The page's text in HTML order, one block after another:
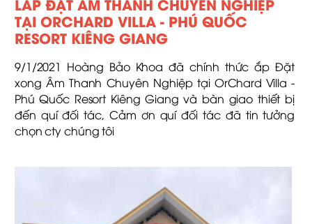
TẠI ORCHARD VILLA - PHÚ QUỐC
RESORT KIÊNG GIANG
9/1/2021 Hoàng Bảo Khoa đã chính thức ắp Đặt
xong Âm Thanh Chuyên Nghiệp tại OrChard Villa -
Phú Quốc Resort Kiêng Giang và bàn giao thiết bị
đến quí đối tác, Cảm ơn quí đối tác đã tin tưởng
chọn cty chúng tôi